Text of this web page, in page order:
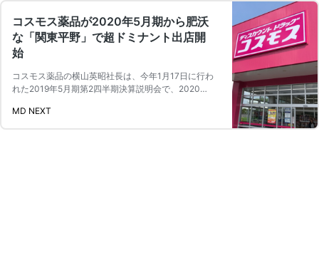
コスモス薬品が2020年5月期から肥沃
な「関東平野」で超ドミナント出店開
始
コスモス薬品の横山英昭社長は、今年1月17日に行わ
れた2019年5月期第2四半期決算説明会で、2020年5
MD NEXT